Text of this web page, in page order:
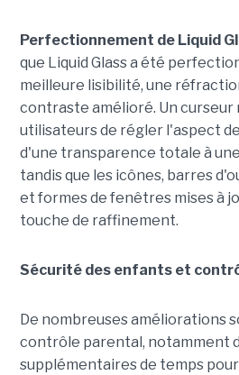
Perfectionnement de Liquid
que Liquid Glass a été
meilleure lisibilité, une
contraste amélioré. Un
utilisateurs de régler l'aspect
d'une transparence totale à
tandis que les icônes, barres
et formes de fenêtres mises à
touche de raffinement.
Sécurité des enfants et
De nombreuses améliorations
contrôle parental, notamment
supplémentaires de temps